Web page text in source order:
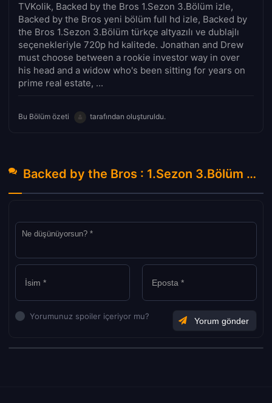
TVKolik, Backed by the Bros 1.Sezon 3.Bölüm izle,
Backed by the Bros yeni bölüm full hd izle, Backed by
the Bros 1.Sezon 3.Bölüm türkçe altyazılı ve dublajlı
seçenekleriyle 720p hd kalitede. Jonathan and Drew
must choose between a rookie investor way in over
his head and a widow who's been sitting for years on
prime real estate, ...
Bu Bölüm özeti tarafından oluşturuldu.
Backed by the Bros : 1.Sezon 3.Bölüm Hakkında Yorumlar
Yorumunuz spoiler içeriyor mu?